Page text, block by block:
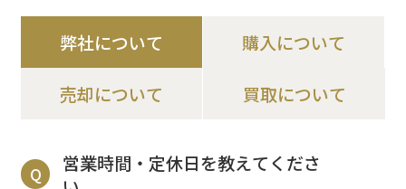
弊社について 購入について
売却について 買取について
Q
営業時間・定休日を教えてくださ